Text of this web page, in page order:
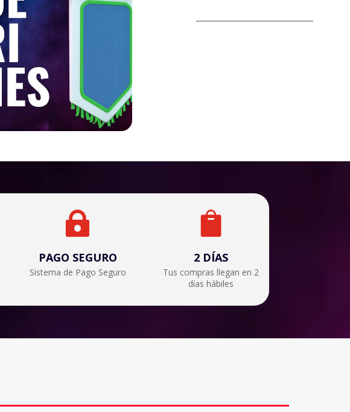

PAGO SEGURO
Sistema de Pago Seguro

2 DÍAS
Tus compras llegan en 2
días hábiles